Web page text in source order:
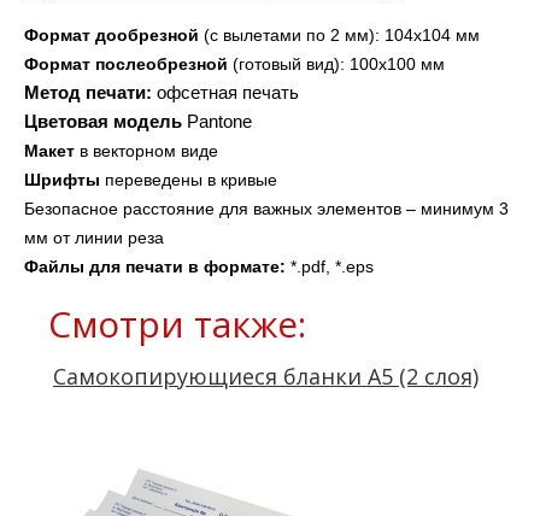
Формат дообрезной (с вылетами по 2 мм): 104х104 мм
Формат послеобрезной (готовый вид): 100х100 мм
Метод печати: офсетная печать
Цветовая модель Pantone
Макет в векторном виде
Шрифты переведены в кривые
Безопасное расстояние для важных элементов – минимум 3
мм от линии реза
Файлы для печати в формате: *.pdf, *.eps
Смотри также:
Самокопирующиеся бланки А5 (2 слоя)